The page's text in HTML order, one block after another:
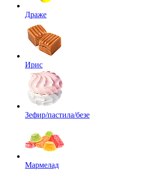
Драже
Ирис
Зефир/пастила/безе
Мармелад